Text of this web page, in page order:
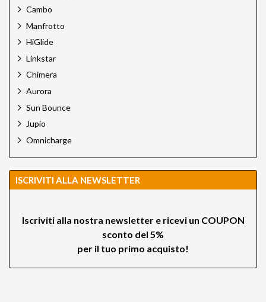
Cambo
Manfrotto
HiGlide
Linkstar
Chimera
Aurora
Sun Bounce
Jupio
Omnicharge
ISCRIVITI ALLA NEWSLETTER
Iscriviti alla nostra newsletter e ricevi un COUPON
sconto del 5%
per il tuo primo acquisto!